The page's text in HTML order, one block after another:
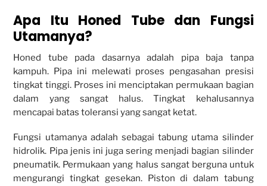
Apa Itu Honed Tube dan Fungsi
Utamanya?
Honed tube pada dasarnya adalah pipa baja tanpa
kampuh. Pipa ini melewati proses pengasahan presisi
tingkat tinggi. Proses ini menciptakan permukaan bagian
dalam yang sangat halus. Tingkat kehalusannya
mencapai batas toleransi yang sangat ketat.
Fungsi utamanya adalah sebagai tabung utama silinder
hidrolik. Pipa jenis ini juga sering menjadi bagian silinder
pneumatik. Permukaan yang halus sangat berguna untuk
mengurangi tingkat gesekan. Piston di dalam tabung